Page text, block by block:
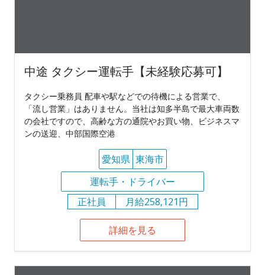
中途 タクシー運転手【未経験応募可】
タクシー乗務員 配車や駅などでの待機による営業で、
「流し営業」はありません。当社は知多半島で最大車両数
の会社ですので、高齢な方の通院やお買い物、ビジネスマ
ンの送迎、中部国際空港
愛知県 東海市
運転手・ドライバー
正社員
月給258,121円
詳細を見る